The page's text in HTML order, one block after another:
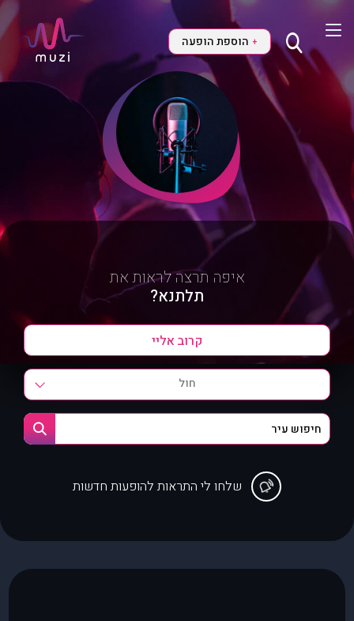
+ הוספת הופעה
איפה תרצה לראות את
תלתנא?
חול
שלחו לי התראות להופעות חדשות